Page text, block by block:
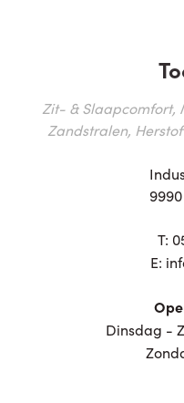
Zit- & Slaapcomfort,
Zandstralen,
T:
E:
Dinsdag -